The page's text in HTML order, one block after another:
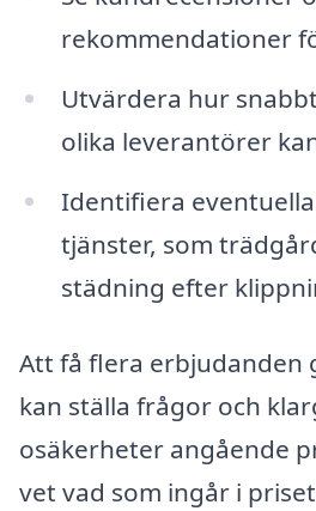
rekommendationer
Utvärdera hur
olika leverantörer
Identifiera
tjänster, som
städning efter
Att få flera erbjudanden
kan ställa frågor och
osäkerheter angående
vet vad som ingår i